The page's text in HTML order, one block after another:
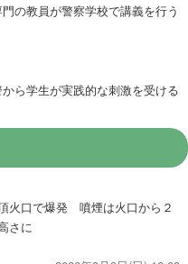
の教員が警察学校で講義を行う
ら学生が実践的な刺激を受ける
火口で爆発 噴煙は火口から２
さに